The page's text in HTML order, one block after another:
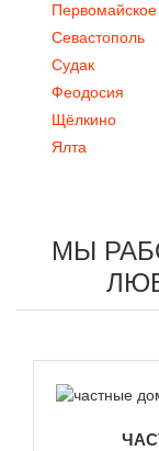
Первомайское
Севастополь
Судак
Феодосия
Щёлкино
Ялта
МЫ